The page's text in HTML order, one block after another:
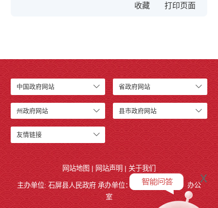
收藏
中国政府网站 省政府网站
州政府网站 县市政府网站
友情链接
网站地图 | 网站声明 | 关于我们
主办单位: 石屏县人民政府 承办单位： 石屏县人民政府 办公
室
x